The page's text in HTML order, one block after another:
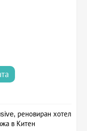
реновиран хотел
в Китен